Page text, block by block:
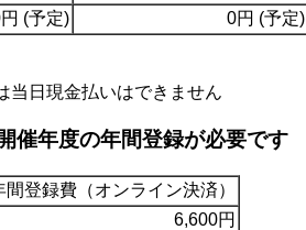
(予定)
0円 (予定)
当日現金払いはできません
年度の年間登録が必要です
間登録費（オンライン決済）
6,600円